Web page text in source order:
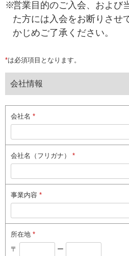
営業目的のご入会、および
た方には入会をお断りさせ
かじめご了承ください。
*は必須項目となります。
会社情報
会社名 *
会社名（フリガナ） *
事業内容 *
所在地 *
〒
ー